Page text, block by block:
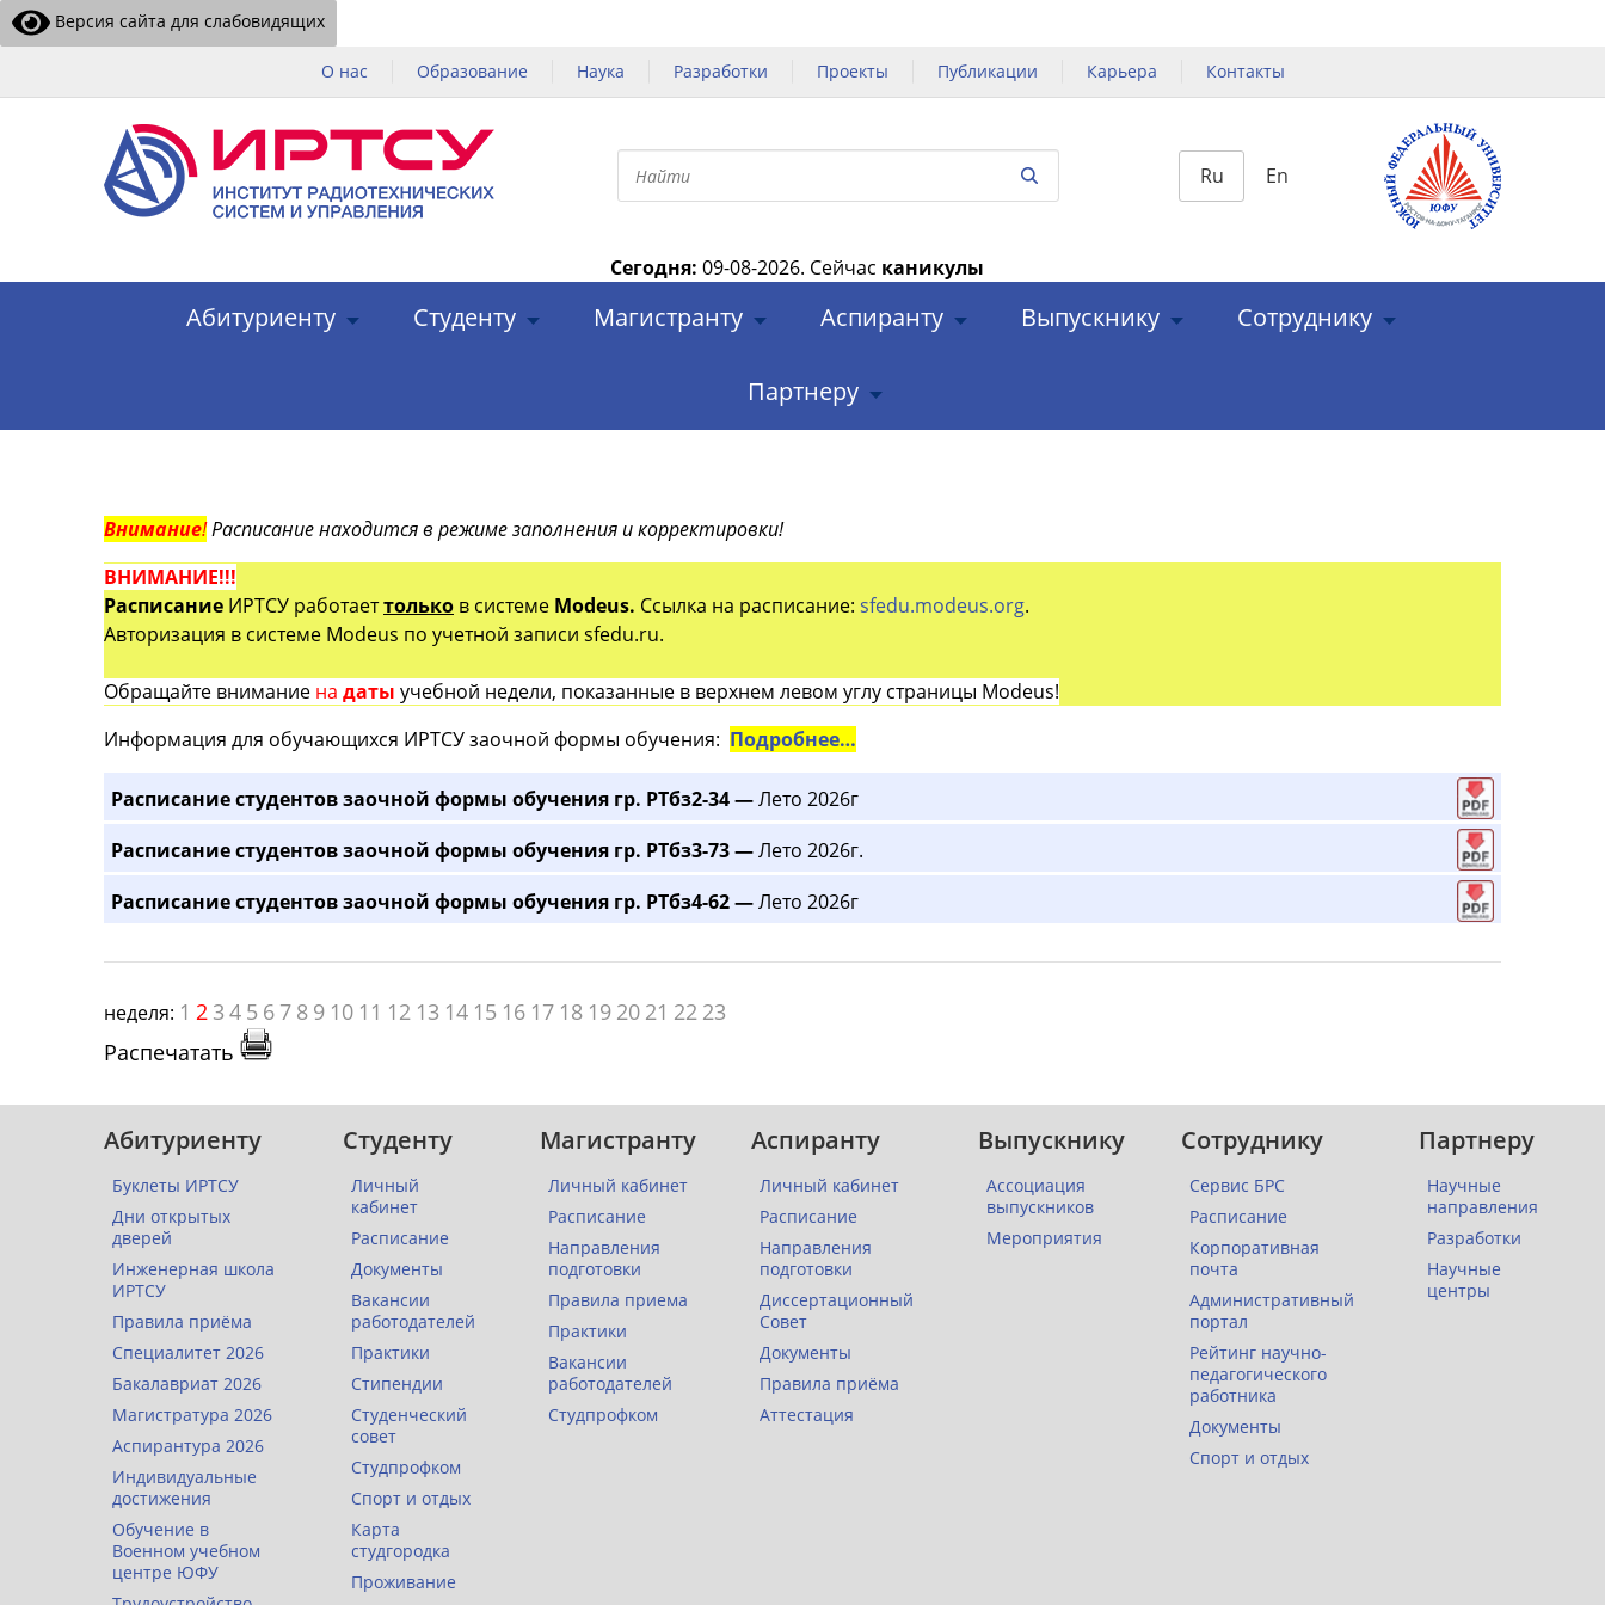
Версия сайта для слабовидящих
О нас Образование Наука Разработки Проекты Публикации Карьера Контакты
Ru En
Сегодня: 09-08-2026. Сейчас каникулы
Абитуриенту Студенту Магистранту Аспиранту Выпускнику Сотруднику
Партнеру
Внимание!Расписание находится в режиме заполнения и корректировки!
ВНИМАНИЕ!!!
Расписание ИРТСУ работаеттолько в системе Modeus. Ссылка на расписание: sfedu.modeus.org.
Авторизация в системе Modeus по учетной записи sfedu.ru.
Обращайте внимание на даты учебной недели, показанные в верхнем левом углу страницы Modeus!
Информация для обучающихся ИРТСУ заочной формы обучения: Подробнее…
Расписание студентов заочной формы обучения гр. РТбз2-34 —Лето 2026г
Расписание студентов заочной формы обучения гр. РТбз3-73 —Лето 2026г.
Расписание студентов заочной формы обучения гр. РТбз4-62 —Лето 2026г
неделя: 1 2 3 4 5 6 7 8 9 10 11 12 13 14 15 16 17 18 19 20 21 22 23
Распечатать
Абитуриенту
Буклеты ИРТСУ
Дни открытых
дверей
Инженерная школа
ИРТСУ
Правила приёма
Специалитет 2026
Бакалавриат 2026
Магистратура 2026
Аспирантура 2026
Индивидуальные
достижения
Обучение в
Военном учебном
центре ЮФУ
Студенту
Личный
кабинет
Расписание
Документы
Вакансии
работодателей
Практики
Стипендии
Студенческий
совет
Студпрофком
Спорт и отдых
Карта
студгородка
Проживание
Магистранту
Личный кабинет
Расписание
Направления
подготовки
Правила приема
Практики
Вакансии
работодателей
Студпрофком
Аспиранту
Личный кабинет
Расписание
Направления
подготовки
Диссертационный
Совет
Документы
Правила приёма
Аттестация
Выпускнику
Ассоциация
выпускников
Мероприятия
Сотруднику
Сервис БРС
Расписание
Корпоративная
почта
Административный
портал
Рейтинг научно-
педагогического
работника
Документы
Спорт и отдых
Партнеру
Научные
направления
Разработки
Научные
центры